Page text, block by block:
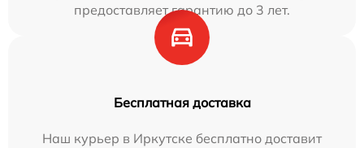
предоставляет гарантию до 3 лет.
Бесплатная доставка
Наш курьер в Иркутске бесплатно доставит